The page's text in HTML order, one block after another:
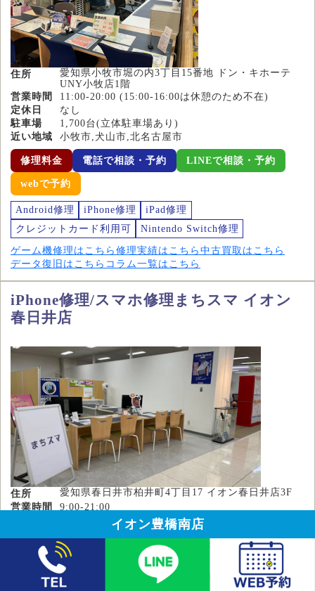
住所
愛知県小牧市堀の内3丁目15番地 ドン・キホーテ
UNY小牧店1階
営業時間
11:00-20:00 (15:00-16:00は休憩のため不在)
定休日
なし
駐車場
1,700台(立体駐車場あり)
近い地域
小牧市,犬山市,北名古屋市
修理料金 電話で相談・予約 LINEで相談・予約
webで予約
Android修理 iPhone修理
iPad修理
クレジットカード利用可
Nintendo Switch修理
ゲーム機修理はこちら 修理実績はこちら 中古買取はこちら
データ復旧はこちら コラム一覧はこちら
iPhone修理/スマホ修理まちスマ イオン
春日井店
住所
愛知県春日井市柏井町4丁目17 イオン春日井店3F
営業時間
9:00-21:00
1,800台(立体駐車場あり)
近い地域
春日井市,勝川,瀬戸市,名古屋市守山区,尾張旭市,長
久手市,多治見市
修理料金 電話で相談・予約 LINEで相談・予約
イオン豊橋南店